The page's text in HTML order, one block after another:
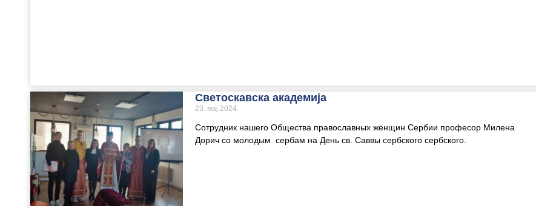
Светоскавска академија
23. мај 2024.
Сотрудник нашего Общества православных женщин Сербии професор Милена
Дорич со молодым сербам на День св. Саввы сербского сербского.